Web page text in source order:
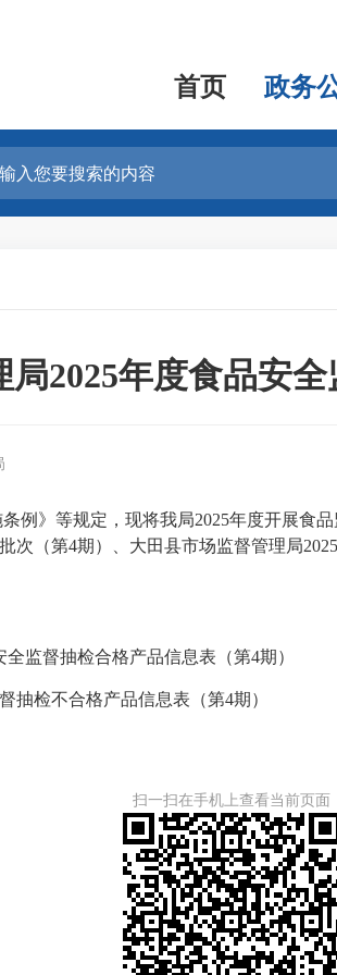
首页 政务
2025年度食品安全
例》等规定，现将我局2025年度开展食
次（第4期）、大田县市场监督管理局
监督抽检合格产品信息表（第4期）
检不合格产品信息表（第4期）
扫一扫在手机上查看当前页面